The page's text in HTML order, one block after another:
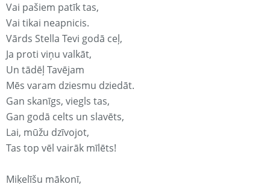
Vai pašiem patīk tas,
Vai tikai neapnicis.
Vārds Stella Tevi godā ceļ,
Ja proti viņu valkāt,
Un tādēļ Tavējam
Mēs varam dziesmu dziedāt.
Gan skanīgs, viegls tas,
Gan godā celts un slavēts,
Lai, mūžu dzīvojot,
Tas top vēl vairāk mīlēts!
Miķelīšu mākonī,